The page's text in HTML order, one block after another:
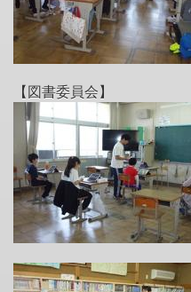
【図書委員会】